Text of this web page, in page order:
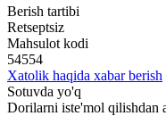
Berish tartibi
Retseptsiz
Mahsulot kodi
54554
Xatolik haqida xabar berish
Sotuvda yo'q
Dorilarni iste'mol qilishdan